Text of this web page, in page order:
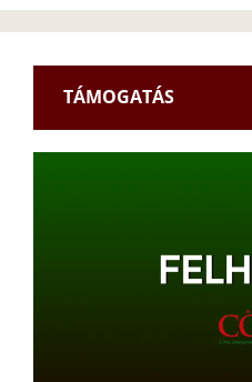
TÁMOGATÁS